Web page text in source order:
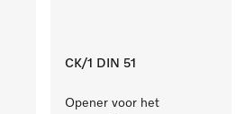
CK/1 DIN 51
Opener voor het